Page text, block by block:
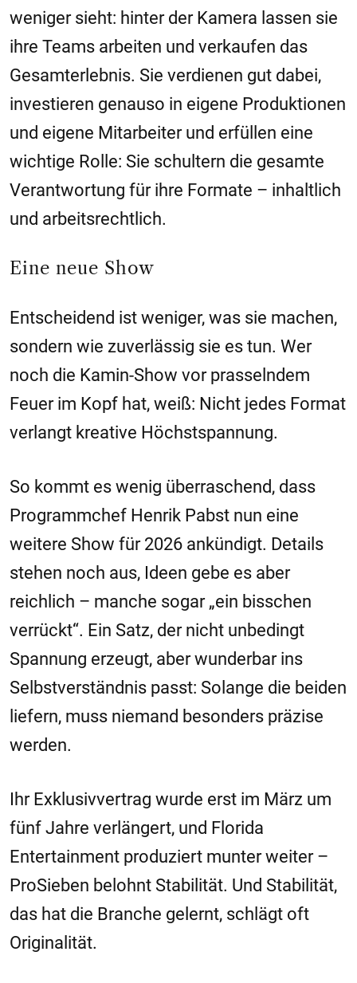
weniger sieht: hinter der Kamera lassen sie
ihre Teams arbeiten und verkaufen das
Gesamterlebnis. Sie verdienen gut dabei,
investieren genauso in eigene Produktionen
und eigene Mitarbeiter und erfüllen eine
wichtige Rolle: Sie schultern die gesamte
Verantwortung für ihre Formate – inhaltlich
und arbeitsrechtlich.
Eine neue Show
Entscheidend ist weniger, was sie machen,
sondern wie zuverlässig sie es tun. Wer
noch die Kamin-Show vor prasselndem
Feuer im Kopf hat, weiß: Nicht jedes Format
verlangt kreative Höchstspannung.
So kommt es wenig überraschend, dass
Programmchef Henrik Pabst nun eine
weitere Show für 2026 ankündigt. Details
stehen noch aus, Ideen gebe es aber
reichlich – manche sogar „ein bisschen
verrückt“. Ein Satz, der nicht unbedingt
Spannung erzeugt, aber wunderbar ins
Selbstverständnis passt: Solange die beiden
liefern, muss niemand besonders präzise
werden.
Ihr Exklusivvertrag wurde erst im März um
fünf Jahre verlängert, und Florida
Entertainment produziert munter weiter –
ProSieben belohnt Stabilität. Und Stabilität,
das hat die Branche gelernt, schlägt oft
Originalität.